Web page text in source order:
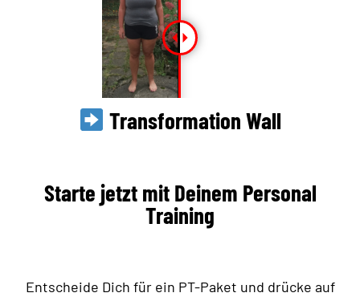
Transformation Wall
Starte jetzt mit Deinem Personal
Training
Entscheide Dich für ein PT-Paket und drücke auf